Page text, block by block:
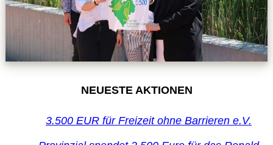
NEUESTE AKTIONEN
3.500 EUR für Freizeit ohne Barrieren e.V.